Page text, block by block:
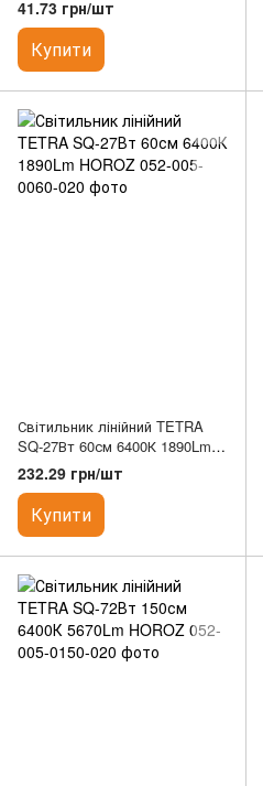
41.73 грн/шт
Купити
Світильник лінійний TETRA
SQ-27Вт 60см 6400К 1890Lm
HOROZ
232.29 грн/шт
Купити